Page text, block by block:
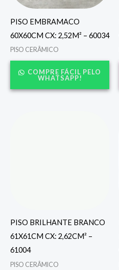
PISO EMBRAMACO
60X60CM CX: 2,52M² – 60034
PISO CERÂMICO
COMPRE FÁCIL PELO
WHATSAPP!
PISO BRILHANTE BRANCO
61X61CM CX: 2,62CM² –
61004
PISO CERÂMICO